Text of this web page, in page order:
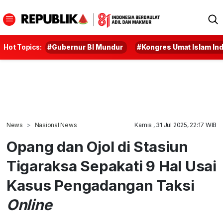
Hot Topics: #Gubernur BI Mundur #Kongres Umat Islam
News Nasional News Kamis , 31 Jul 2025, 22:17 WIB
Opang dan Ojol di Stasiun
Tigaraksa Sepakati 9 Hal Usai
Kasus Pengadangan Taksi
Online